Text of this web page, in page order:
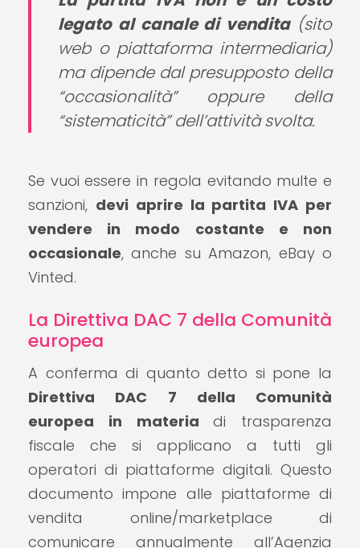
legato al canale di vendita(sito
web o piattaforma intermediaria)
ma dipende dal presupposto della
“occasionalità”oppure della
“sistematicità”dell’attività svolta.
Se vuoi essere in regola evitando multe e
sanzioni, devi aprire la partita IVA per
vendere in modo costante e non
occasionale, anche su Amazon, eBay o
Vinted.
La Direttiva DAC 7 della Comunità
europea
A conferma di quanto detto si pone la
Direttiva DAC 7 della Comunità
europea in materiadi trasparenza
fiscale che si applicano a tutti gli
operatori di piattaforme digitali. Questo
documento impone alle piattaforme di
vendita online/marketplace di
comunicare annualmente all’Agenzia